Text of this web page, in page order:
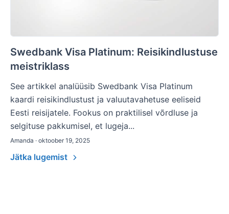
Swedbank Visa Platinum: Reisikindlustuse
meistriklass
See artikkel analüüsib Swedbank Visa Platinum
kaardi reisikindlustust ja valuutavahetuse eeliseid
Eesti reisijatele. Fookus on praktilisel võrdluse ja
selgituse pakkumisel, et lugeja...
Amanda · oktoober 19, 2025
Jätka lugemist